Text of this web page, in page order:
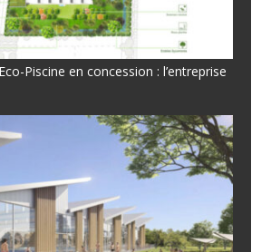
Piscine en concession : l’entreprise